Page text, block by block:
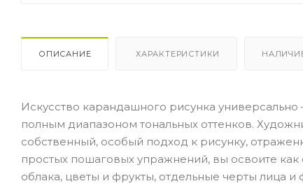
ОПИСАНИЕ ХАРАКТЕРИСТИКИ
Искусство карандашного рисунка
полным диапазоном тональных оттенков.
собственный, особый подход к рисунку,
простых пошаговых упражнений, вы освоите
облака, цветы и фрукты, отдельные черты лица и